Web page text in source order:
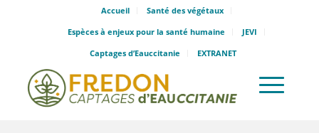
Accueil
Santé des végétaux
Espèces à enjeux pour la santé humaine
JEVI
Captages d’Eauccitanie
EXTRANET